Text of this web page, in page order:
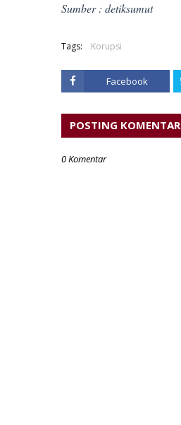
Sumber : detiksumut
Tags: Korupsi
Facebook
POSTING KOMENTAR
0 Komentar